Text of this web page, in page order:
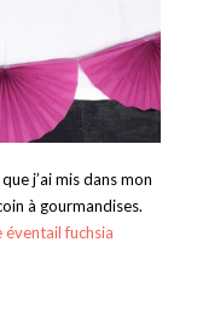
j’ai mis dans mon
à gourmandises.
éventail fuchsia